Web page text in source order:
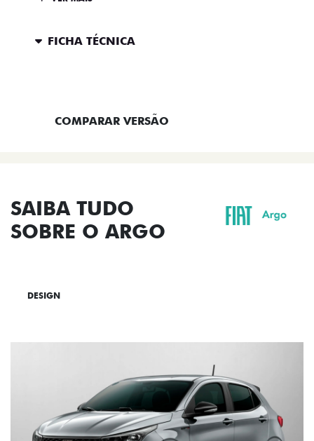
FICHA TÉCNICA
COMPARAR VERSÃO
SAIBA TUDO
SOBRE O ARGO
DESIGN